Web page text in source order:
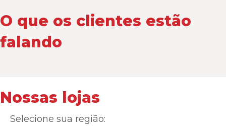
O que os clientes estão
falando
Nossas lojas
Selecione sua região: